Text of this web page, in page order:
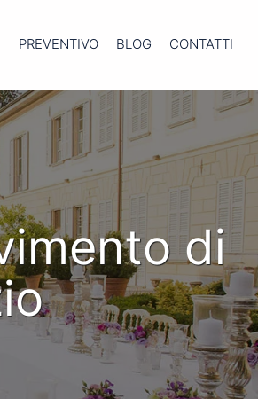
PREVENTIVO BLOG CONTATTI
di